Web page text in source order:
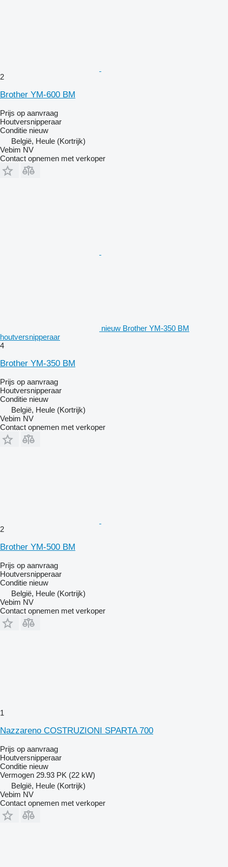
2
Brother YM-600 BM
Prijs op aanvraag
Houtversnipperaar
Conditie nieuw
België, Heule (Kortrijk)
Vebim NV
Contact opnemen met verkoper
nieuw Brother YM-350 BM
houtversnipperaar
4
Brother YM-350 BM
Prijs op aanvraag
Houtversnipperaar
Conditie nieuw
België, Heule (Kortrijk)
Vebim NV
Contact opnemen met verkoper
2
Brother YM-500 BM
Prijs op aanvraag
Houtversnipperaar
Conditie nieuw
België, Heule (Kortrijk)
Vebim NV
Contact opnemen met verkoper
1
Nazzareno COSTRUZIONI SPARTA 700
Prijs op aanvraag
Houtversnipperaar
Conditie nieuw
Vermogen 29.93 PK (22 kW)
België, Heule (Kortrijk)
Vebim NV
Contact opnemen met verkoper